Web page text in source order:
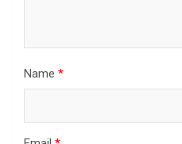
Name *